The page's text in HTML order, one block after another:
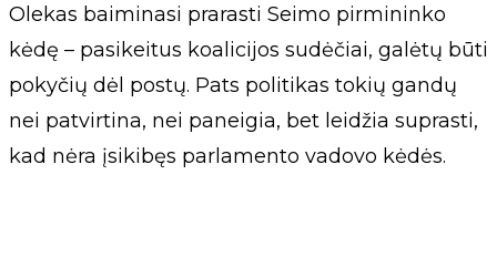
Olekas baiminasi prarasti Seimo pirmininko
kėdę – pasikeitus koalicijos sudėčiai, galėtų būti
pokyčių dėl postų. Pats politikas tokių gandų
nei patvirtina, nei paneigia, bet leidžia suprasti,
kad nėra įsikibęs parlamento vadovo kėdės.